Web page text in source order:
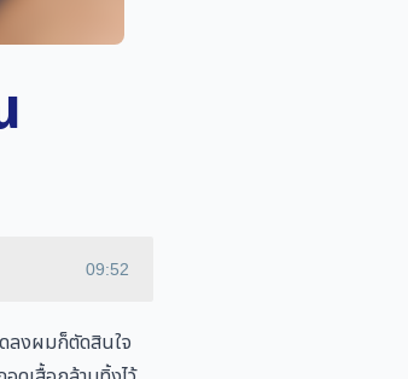
09:52
ลงผมก็ตัดสินใจ